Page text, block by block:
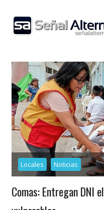
content
Locales Noticias
Comas: Entregan DNI